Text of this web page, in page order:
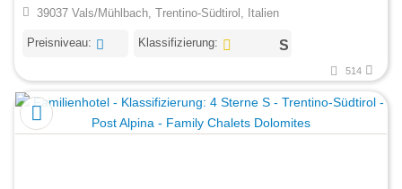
39037 Vals/Mühlbach, Trentino-Südtirol, Italien
Preisniveau: Klassifizierung:
514